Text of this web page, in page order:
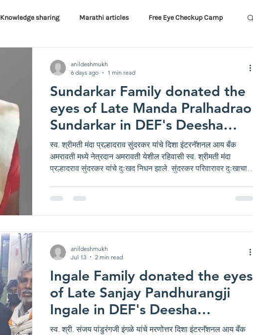
Knowledge sharing Marathi articles Free Eye Checkup Camp
Sundarkar Family donated the
eyes of Late Manda Pralhadrao
Sundarkar in DEF's Deesha
International Eye Bank
स्व. श्रीमती मंदा प्रल्हादराव सुंदरकर यांचे दिशा इंटरनॅशनल आय बँक
अमरावती मध्ये नेत्रदान अमरावती येशील रहिवासी स्व. श्रीमती मंदा
प्रल्हादराव सुंदरकर यांचे दुःखद निधन झाले. सुंदरकर परिवारावर दुःखाचा
करण्याचा निर्णय घेतला. दिशा ग्रुप व दिशा एज्युकेशन फाऊंडेशन द्वारा
संचालित दिशा इंटरनॅशनल आय बँक या धर्मदाय नेत्रपेढीचे सचिव श्री
anildeshmukh
6 days ago
1 min read
Ingale Family donated the eyes
of Late Sanjay Pandhurangji
Ingale in DEF's Deesha
International Eye Bank
स्व. श्री. संजय पांडुरंगजी इंगळे यांचे मरणोत्तर दिशा इंटरनॅशनल आय बँक
anildeshmukh
Jul 13
2 min read